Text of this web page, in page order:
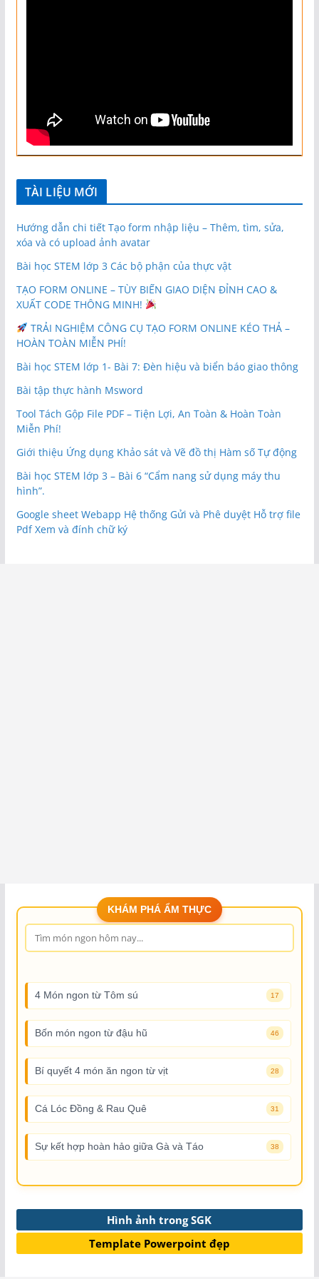
TÀI LIỆU MỚI
Hướng dẫn chi tiết Tạo form nhập liệu – Thêm, tìm, sửa,
xóa và có upload ảnh avatar
Bài học STEM lớp 3 Các bộ phận của thực vật
TẠO FORM ONLINE – TÙY BIẾN GIAO DIỆN ĐỈNH CAO &
XUẤT CODE THÔNG MINH!
TRẢI NGHIỆM CÔNG CỤ TẠO FORM ONLINE KÉO THẢ –
HOÀN TOÀN MIỄN PHÍ!
Bài học STEM lớp 1- Bài 7: Đèn hiệu và biển báo giao thông
Bài tập thực hành Msword
Tool Tách Gộp File PDF – Tiện Lợi, An Toàn & Hoàn Toàn
Miễn Phí!
Giới thiệu Ứng dụng Khảo sát và Vẽ đồ thị Hàm số Tự động
Bài học STEM lớp 3 – Bài 6 “Cẩm nang sử dụng máy thu
hình”.
Google sheet Webapp Hệ thống Gửi và Phê duyệt Hỗ trợ file
Pdf Xem và đính chữ ký
KHÁM PHÁ ẨM THỰC
4 Món ngon từ Tôm sú 17
Bốn món ngon từ đậu hũ 46
Bí quyết 4 món ăn ngon từ vịt 28
Cá Lóc Đồng & Rau Quê 31
Sự kết hợp hoàn hảo giữa Gà và Táo 38
Hình ảnh trong SGK
Template Powerpoint đẹp